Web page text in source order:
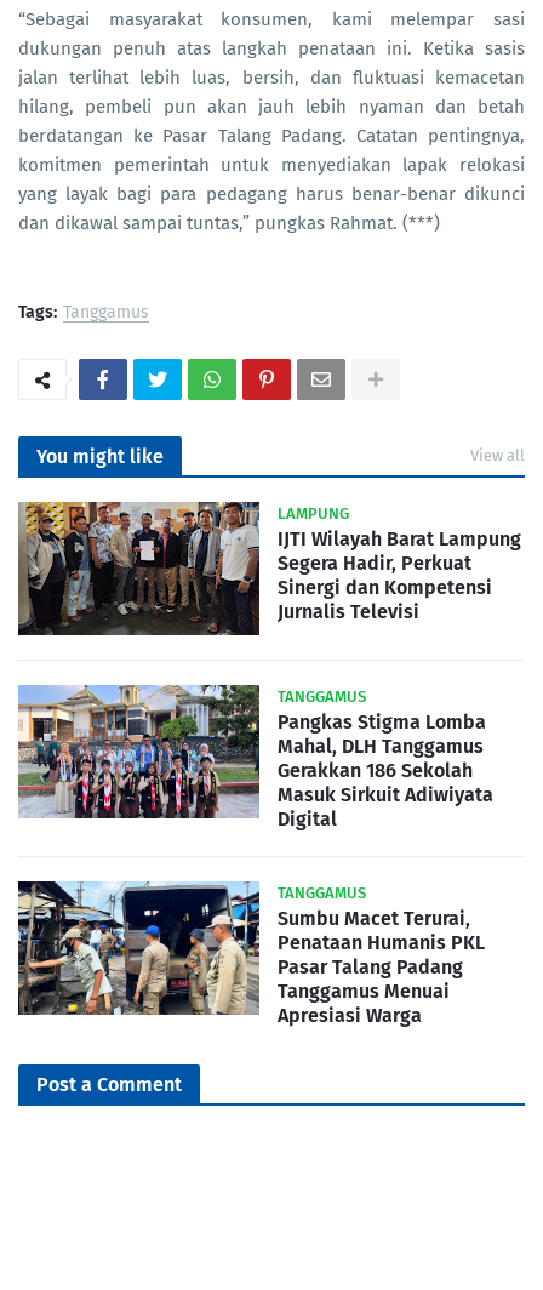
“Sebagai masyarakat konsumen, kami melempar sasi
dukungan penuh atas langkah penataan ini. Ketika sasis
jalan terlihat lebih luas, bersih, dan fluktuasi kemacetan
hilang, pembeli pun akan jauh lebih nyaman dan betah
berdatangan ke Pasar Talang Padang. Catatan pentingnya,
komitmen pemerintah untuk menyediakan lapak relokasi
yang layak bagi para pedagang harus benar-benar dikunci
dan dikawal sampai tuntas,” pungkas Rahmat. (***)
Tags: Tanggamus
You might like View all
LAMPUNG
IJTI Wilayah Barat Lampung
Segera Hadir, Perkuat
Sinergi dan Kompetensi
Jurnalis Televisi
TANGGAMUS
Pangkas Stigma Lomba
Mahal, DLH Tanggamus
Gerakkan 186 Sekolah
Masuk Sirkuit Adiwiyata
Digital
TANGGAMUS
Sumbu Macet Terurai,
Penataan Humanis PKL
Pasar Talang Padang
Tanggamus Menuai
Apresiasi Warga
Post a Comment